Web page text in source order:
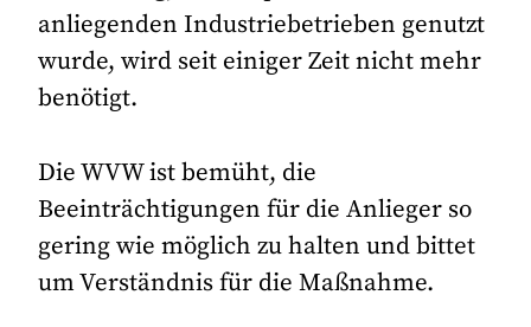
anliegenden Industriebetrieben genutzt
wurde, wird seit einiger Zeit nicht mehr
benötigt.
Die WVW ist bemüht, die
Beeinträchtigungen für die Anlieger so
gering wie möglich zu halten und bittet
um Verständnis für die Maßnahme.